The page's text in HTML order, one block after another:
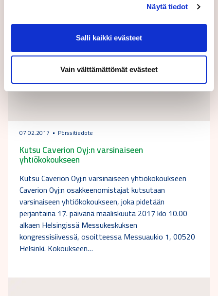
Näytä tiedot
Salli kaikki evästeet
Vain välttämättömät evästeet
07.02.2017 Pörssitiedote
Kutsu Caverion Oyj:n varsinaiseen
yhtiökokoukseen
Kutsu Caverion Oyj:n varsinaiseen yhtiökokoukseen
Caverion Oyj:n osakkeenomistajat kutsutaan
varsinaiseen yhtiökokoukseen, joka pidetään
perjantaina 17. päivänä maaliskuuta 2017 klo 10.00
alkaen Helsingissä Messukeskuksen
kongressisiivessä, osoitteessa Messuaukio 1, 00520
Helsinki. Kokoukseen…